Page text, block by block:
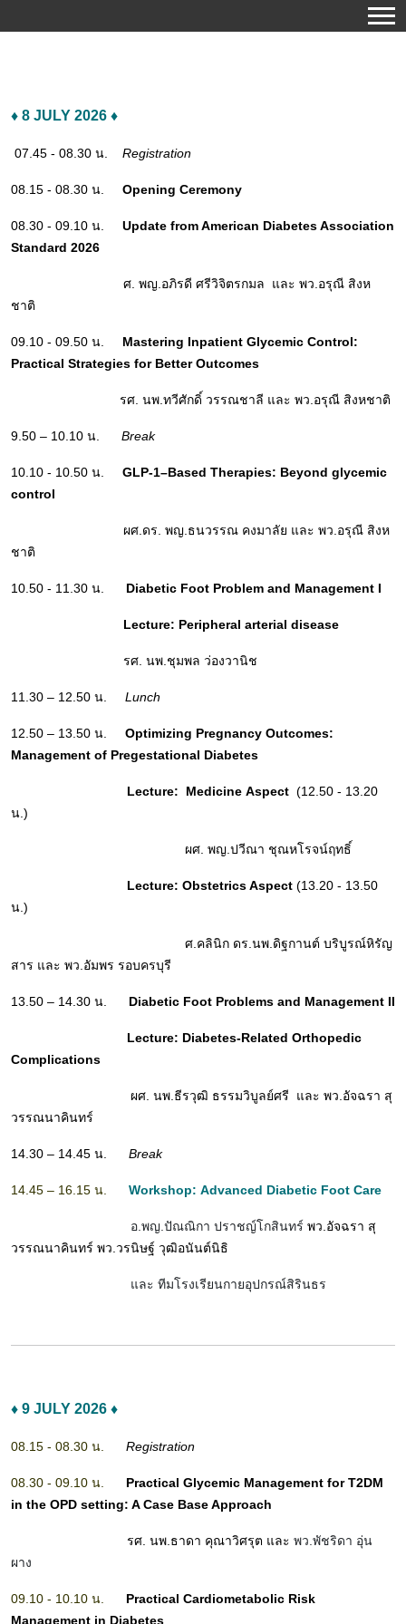
♦ 8 JULY 2026 ♦
07.45 - 08.30 น. Registration
08.15 - 08.30 น. Opening Ceremony
08.30 - 09.10 น.
Update from American Diabetes Association
Standard 2026
ศ. พญ.อภิรดี ศรีวิจิตรกมล และ พว.อรุณี สิงห
ชาติ
09.10 - 09.50 น.
Mastering Inpatient Glycemic Control:
Practical Strategies for Better Outcomes
รศ. นพ.ทวีศักดิ์ วรรณชาลี และ พว.อรุณี สิงหชาติ
9.50 – 10.10 น. Break
10.10 - 10.50 น.
GLP-1–Based Therapies: Beyond glycemic
control
ผศ.ดร. พญ.ธนวรรณ คงมาลัย และ พว.อรุณี สิงห
ชาติ
10.50 - 11.30 น. Diabetic Foot Problem and Management I
Lecture: Peripheral arterial disease
รศ. นพ.ชุมพล ว่องวานิช
11.30 – 12.50 น. Lunch
12.50 – 13.50 น.
Optimizing Pregnancy Outcomes:
Management of Pregestational Diabetes
Lecture: Medicine Aspect (12.50 - 13.20
น.)
ผศ. พญ.ปวีณา ชุณหโรจน์ฤทธิ์
Lecture: Obstetrics Aspect (13.20 - 13.50
น.)
ศ.คลินิก ดร.นพ.ดิฐกานต์ บริบูรณ์หิรัญ
สาร และ พว.อัมพร รอบครบุรี
13.50 – 14.30 น. Diabetic Foot Problems and Management II
Lecture: Diabetes-Related Orthopedic
Complications
ผศ. นพ.ธีรวุฒิ ธรรมวิบูลย์ศรี และ พว.อัจฉรา สุ
วรรณนาคินทร์
14.30 – 14.45 น. Break
14.45 – 16.15 น. Workshop: Advanced Diabetic Foot Care
อ.พญ.ปัณณิกา ปราชญ์โกสินทร์ พว.อัจฉรา สุ
วรรณนาคินทร์ พว.วรนิษฐ์ วุฒิอนันต์นิธิ
และ ทีมโรงเรียนกายอุปกรณ์สิรินธร
♦ 9 JULY 2026 ♦
08.15 - 08.30 น. Registration
08.30 - 09.10 น.
Practical Glycemic Management for T2DM
in the OPD setting: A Case Base Approach
รศ. นพ.ธาดา คุณาวิศรุต และ พว.พัชริดา อุ่น
ผาง
09.10 - 10.10 น.
Practical Cardiometabolic Risk
Management in Diabetes